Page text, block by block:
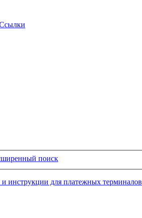
поиск
инструкции для платежных терминалов